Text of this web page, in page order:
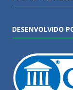
DESENVOLVIDO